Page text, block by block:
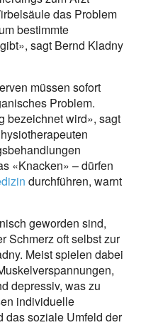
das Problem
bestimmte
sagt Bernd Kladny
müssen sofort
Problem.
bezeichnet wird», sagt
«Knacken» – dürfen
durchführen, warnt
geworden sind,
Schmerz oft selbst zur
Meist spielen dabei
depressiv, was zu
individuelle
das soziale Umfeld der